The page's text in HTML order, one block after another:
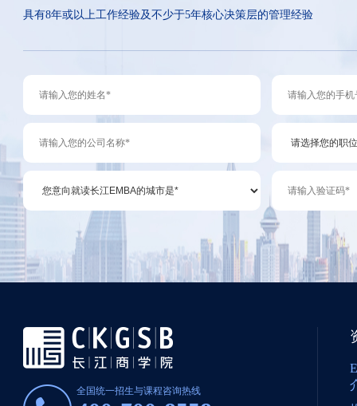
具有8年或以上工作经验及不少于5年核心决策层的管理经验
全国统一招生与课程咨询热线